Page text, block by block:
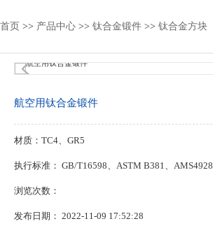
热搜关键词： 钛合金锻件 钛合金棒 钛合金法兰 钛靶
首页 >> 产品中心 >> 钛合金锻件 >> 钛合金方块
航空用钛合金锻件
材质：TC4、GR5
执行标准： GB/T16598、ASTM B381、AMS4928
浏览次数：
发布日期： 2022-11-09 17:52:28